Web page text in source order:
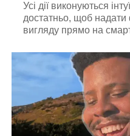
Усі дії виконуються
достатньо, щоб
вигляду прямо на